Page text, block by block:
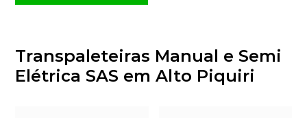
Transpaleteiras Manual e Semi
Elétrica SAS em Alto Piquiri